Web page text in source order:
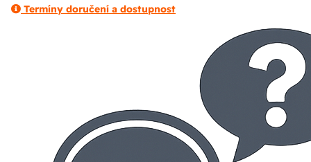
Termíny doručení a dostupnost